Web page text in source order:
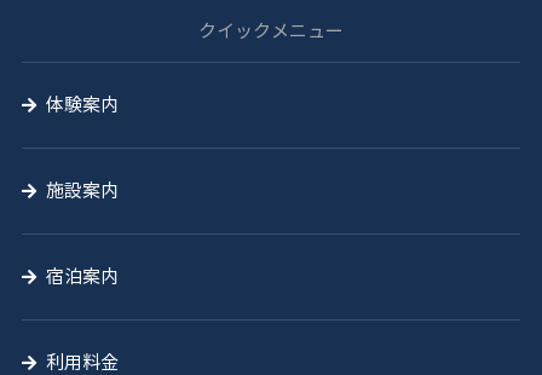
校
クイックメニュー
体験案内
施設案内
宿泊案内
利用料金